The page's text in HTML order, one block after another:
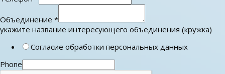
Объединение *
укажите название интересующего объединения (кружка)
Согласие обработки персональных данных
Phone